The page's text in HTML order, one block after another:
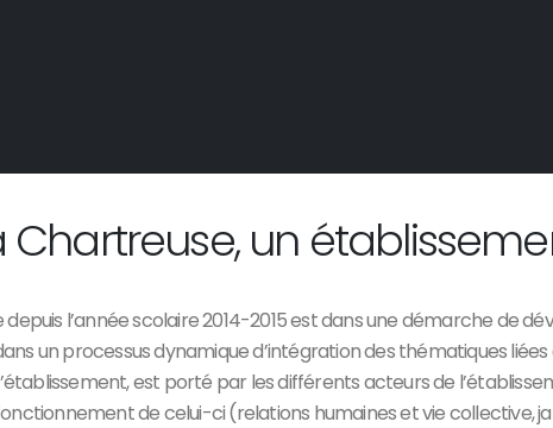
Chartreuse, un
depuis l’année scolaire 2014-2015 est dans une démarche de
un processus dynamique d’intégration des thématiques
est porté par les différents acteurs de
de celui-ci (relations humaines et vie collective,